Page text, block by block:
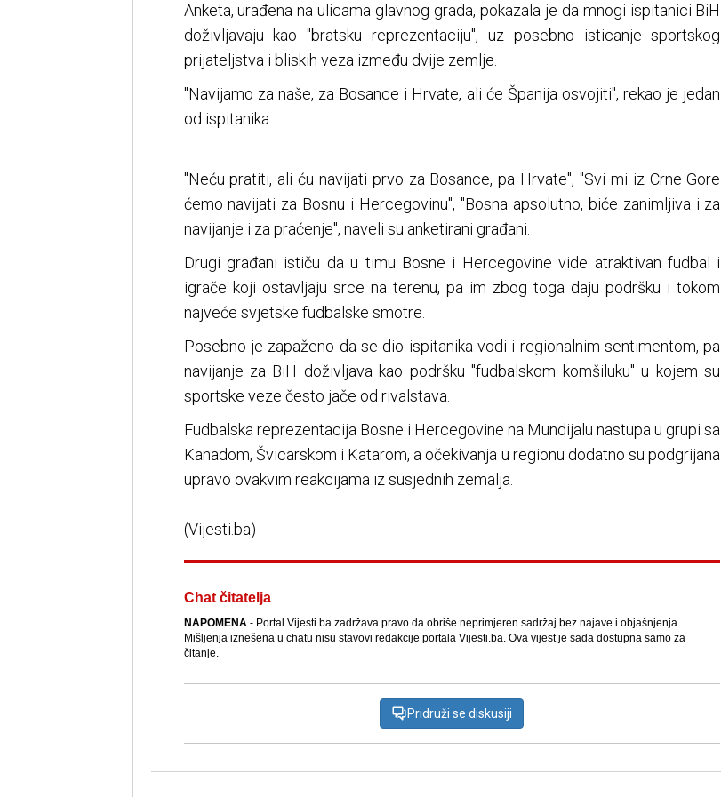
Anketa, urađena na ulicama glavnog grada, pokazala je da mnogi ispitanici BiH
doživljavaju kao "bratsku reprezentaciju", uz posebno isticanje sportskog
prijateljstva i bliskih veza između dvije zemlje.
"Navijamo za naše, za Bosance i Hrvate, ali će Španija osvojiti", rekao je jedan
od ispitanika.
"Neću pratiti, ali ću navijati prvo za Bosance, pa Hrvate", "Svi mi iz Crne Gore
ćemo navijati za Bosnu i Hercegovinu", "Bosna apsolutno, biće zanimljiva i za
navijanje i za praćenje", naveli su anketirani građani.
Drugi građani ističu da u timu Bosne i Hercegovine vide atraktivan fudbal i
igrače koji ostavljaju srce na terenu, pa im zbog toga daju podršku i tokom
najveće svjetske fudbalske smotre.
Posebno je zapaženo da se dio ispitanika vodi i regionalnim sentimentom, pa
navijanje za BiH doživljava kao podršku "fudbalskom komšiluku" u kojem su
sportske veze često jače od rivalstava.
Fudbalska reprezentacija Bosne i Hercegovine na Mundijalu nastupa u grupi sa
Kanadom, Švicarskom i Katarom, a očekivanja u regionu dodatno su podgrijana
upravo ovakvim reakcijama iz susjednih zemalja.
(Vijesti.ba)
Chat čitatelja
NAPOMENA- Portal Vijesti.ba zadržava pravo da obriše neprimjeren sadržaj bez najave i objašnjenja.
Mišljenja iznešena u chatu nisu stavovi redakcije portala Vijesti.ba. Ova vijest je sada dostupna samo za
čitanje.
Pridruži se diskusiji